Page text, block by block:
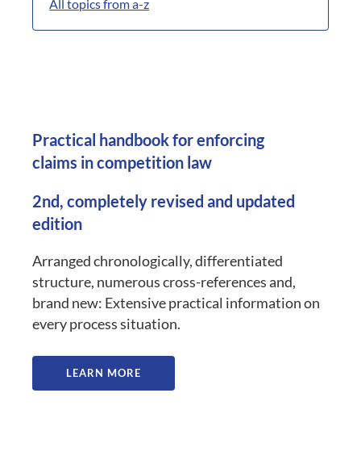
All topics from a-z
Practical handbook for enforcing
claims in competition law
2nd, completely revised and updated
edition
Arranged chronologically, differentiated
structure, numerous cross-references and,
brand new: Extensive practical information on
every process situation.
LEARN MORE